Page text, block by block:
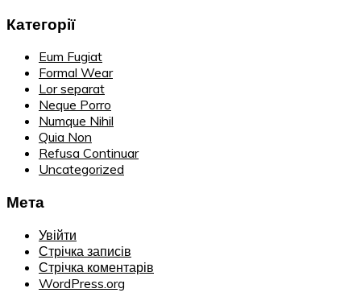
Категорії
Eum Fugiat
Formal Wear
Lor separat
Neque Porro
Numque Nihil
Quia Non
Refusa Continuar
Uncategorized
Мета
Увійти
Стрічка записів
Стрічка коментарів
WordPress.org